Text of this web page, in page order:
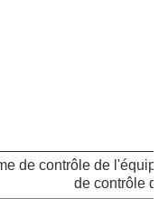
de contrôle de
de contrôle